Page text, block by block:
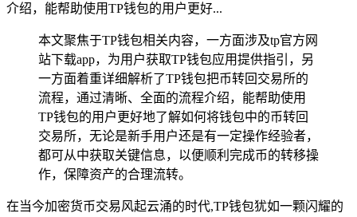
介绍，能帮助使用TP钱包的用户更好...
本文聚焦于TP钱包相关内容，一方面涉及tp官方网
站下载app，为用户获取TP钱包应用提供指引，另
一方面着重详细解析了TP钱包把币转回交易所的
流程，通过清晰、全面的流程介绍，能帮助使用
TP钱包的用户更好地了解如何将钱包中的币转回
交易所，无论是新手用户还是有一定操作经验者，
都可从中获取关键信息，以便顺利完成币的转移操
作，保障资产的合理流转。
在当今加密货币交易风起云涌的时代,TP钱包犹如一颗闪耀的